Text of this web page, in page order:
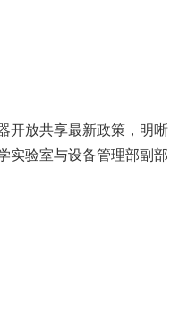
开放共享最新政策，明晰
实验室与设备管理部副部